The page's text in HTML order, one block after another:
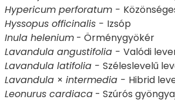
Hypericum perforatum -
Hyssopus officinalis - Izsóp
Inula helenium - Örménygyökér
Lavandula angustifolia - Valódi
Lavandula latifolia - Széleslevelű
Lavandula × intermedia - Hibrid
Leonurus cardiaca - Szúrós